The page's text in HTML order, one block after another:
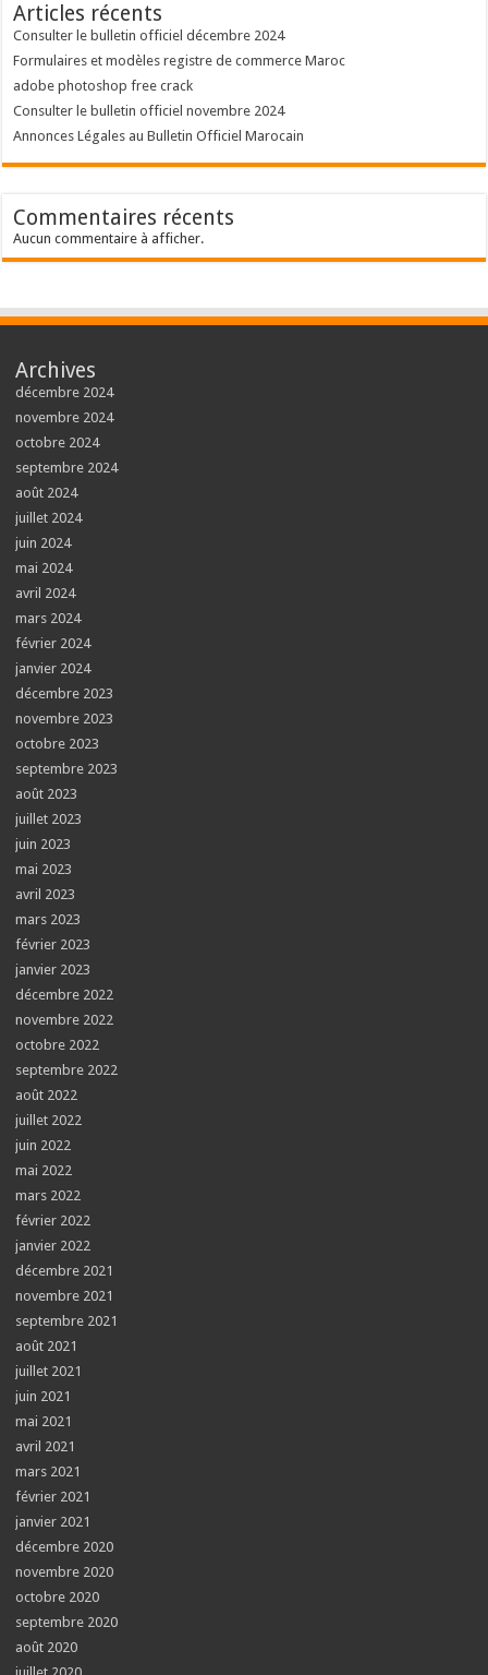
Articles récents
Consulter le bulletin officiel décembre 2024
Formulaires et modèles registre de commerce Maroc
adobe photoshop free crack
Consulter le bulletin officiel novembre 2024
Annonces Légales au Bulletin Officiel Marocain
Commentaires récents
Aucun commentaire à afficher.
Archives
décembre 2024
novembre 2024
octobre 2024
septembre 2024
août 2024
juillet 2024
juin 2024
mai 2024
avril 2024
mars 2024
février 2024
janvier 2024
décembre 2023
novembre 2023
octobre 2023
septembre 2023
août 2023
juillet 2023
juin 2023
mai 2023
avril 2023
mars 2023
février 2023
janvier 2023
décembre 2022
novembre 2022
octobre 2022
septembre 2022
août 2022
juillet 2022
juin 2022
mai 2022
mars 2022
février 2022
janvier 2022
décembre 2021
novembre 2021
septembre 2021
août 2021
juillet 2021
juin 2021
mai 2021
avril 2021
mars 2021
février 2021
janvier 2021
décembre 2020
novembre 2020
octobre 2020
septembre 2020
août 2020